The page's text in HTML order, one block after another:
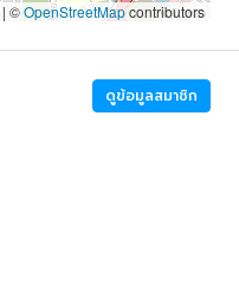
| ©OpenStreetMapcontributors
ดูข้อมูลสมาชิก